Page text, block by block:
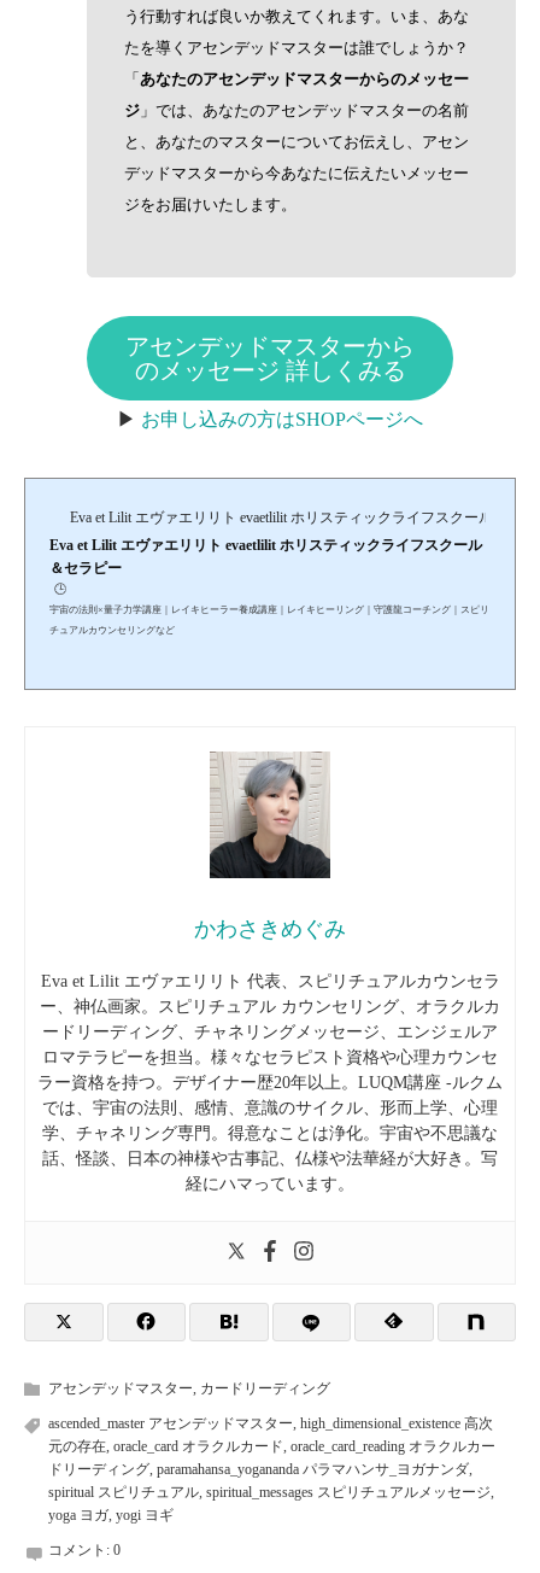
う行動すれば良いか教えてくれます。いま、あな
たを導くアセンデッドマスターは誰でしょうか？
「 あなたのアセンデッドマスターからのメッセー
ジ 」では、あなたのアセンデッドマスターの名前
と、あなたのマスターについてお伝えし、アセン
デッドマスターから今あなたに伝えたいメッセー
ジをお届けいたします。
アセンデッドマスターから
のメッセージ 詳しくみる
▶︎ お申し込みの方はSHOPページへ
Eva et Lilit エヴァエリリト evaetlilit ホリスティックライフスクール＆セ
Eva et Lilit エヴァエリリト evaetlilit ホリスティックライフスクール
＆セラピー
🕒️
宇宙の法則×量子力学講座｜レイキヒーラー養成講座｜レイキヒーリング｜守護龍コーチング｜スピリ
チュアルカウンセリングなど
かわさきめぐみ
Eva et Lilit エヴァエリリト 代表、スピリチュアルカウンセラ
ー、神仏画家。スピリチュアル カウンセリング、オラクルカ
ードリーディング、チャネリングメッセージ、エンジェルア
ロマテラピーを担当。様々なセラピスト資格や心理カウンセ
ラー資格を持つ。デザイナー歴20年以上。LUQM講座 -ルクム
では、宇宙の法則、感情、意識のサイクル、形而上学、心理
学、チャネリング専門。得意なことは浄化。宇宙や不思議な
話、怪談、日本の神様や古事記、仏様や法華経が大好き。写
経にハマっています。
アセンデッドマスター カードリーディング
ascended_master アセンデッドマスター high_dimensional_existence 高次
元の存在 oracle_card オラクルカード oracle_card_reading オラクルカー
ドリーディング paramahansa_yogananda パラマハンサ_ヨガナンダ
spiritual スピリチュアル spiritual_messages スピリチュアルメッセージ
yoga ヨガ yogi ヨギ
コメント: 0